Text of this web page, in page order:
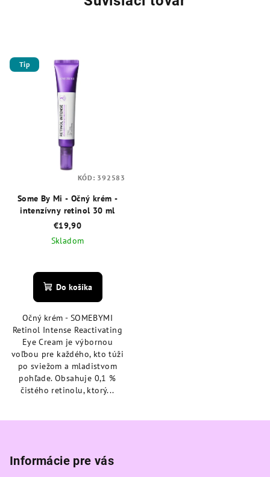
Tip
Some By Mi - Očný krém -
intenzívny retinol 30 ml
€19,90
Skladom
hodnotenie
produktu
z
5
hviezdičiek.
Do košíka
Očný krém - SOMEBYMI
Retinol Intense Reactivating
Eye Cream je výbornou
voľbou pre každého, kto túži
po sviežom a mladistvom
pohľade. Obsahuje 0,1 %
čistého retinolu, ktorý...
KÓD: 392583
Informácie pre vás